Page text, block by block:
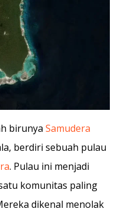
birunya Samudera
berdiri sebuah pulau
. Pulau ini menjadi
komunitas paling
dikenal menolak